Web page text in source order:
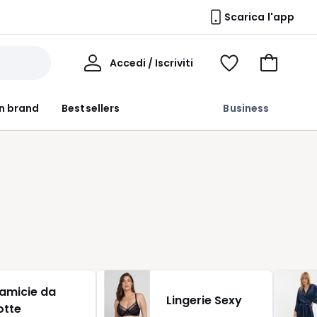
Scarica l'app
brand Bestsellers Business
Accedi / Iscriviti
Voir
Vai
da
Lingerie Sexy